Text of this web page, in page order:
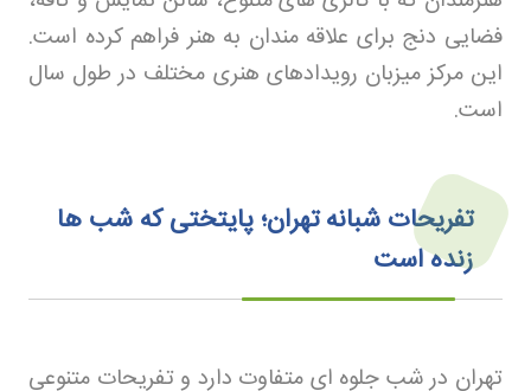
فضایی دنج برای علاقه مندان به هنر فراهم کرده است.
این مرکز میزبان رویدادهای هنری مختلف در طول سال
است.
تفریحات شبانه تهران؛ پایتختی که شب ها
زنده است
تهران در شب جلوه ای متفاوت دارد و تفریحات متنوعی